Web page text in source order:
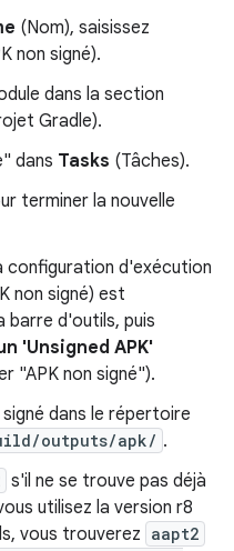
(Nom), saisissez
non signé).
dans la section
Gradle).
dans Tasks (Tâches).
terminer la nouvelle
configuration d'exécution
non signé) est
barre d'outils, puis
'Unsigned APK'
"APK non signé").
dans le répertoire
outputs/apk/ .
s'il ne se trouve pas déjà
utilisez la version r8
vous trouverez aapt2